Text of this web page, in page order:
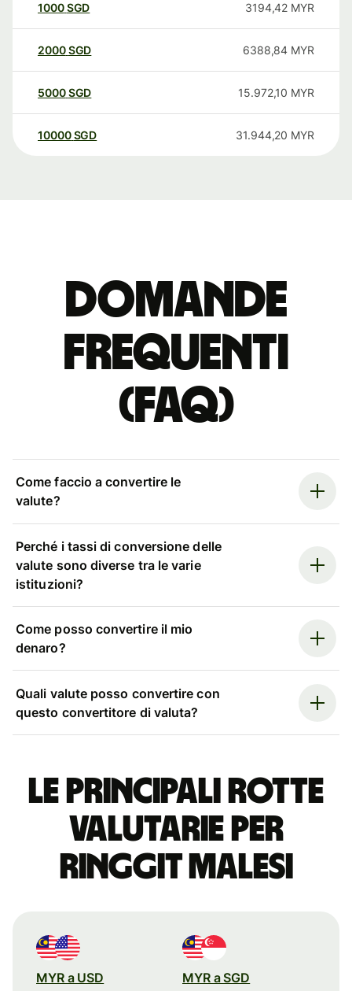
1000SGD 3194,42 MYR
2000SGD 6388,84 MYR
5000SGD 15.972,10 MYR
10000 SGD 31.944,20 MYR
Domande
Frequenti
(FAQ)
Come faccio a convertire le
valute?
Perché i tassi di conversione delle
valute sono diverse tra le varie
istituzioni?
Come posso convertire il mio
denaro?
Quali valute posso convertire con
questo convertitore di valuta?
Le principali rotte
valutarie per
ringgit malesi
MYR a USD MYR a SGD